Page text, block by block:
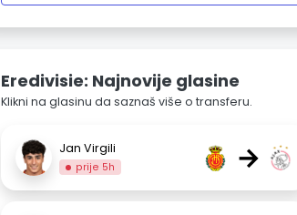
Eredivisie: Najnovije glasine
Klikni na glasinu da saznaš više o transferu.
Jan Virgili
prije 5h →